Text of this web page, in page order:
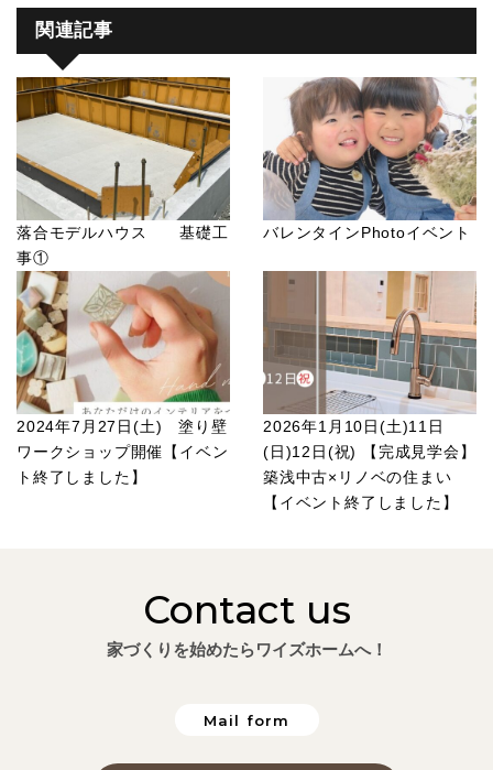
関連記事
落合モデルハウス 基礎工
事①
バレンタインPhotoイベント
2024年7月27日(土) 塗り壁
ワークショップ開催【イベン
ト終了しました】
2026年1月10日(土)11日
(日)12日(祝) 【完成見学会】
築浅中古×リノベの住まい
【イベント終了しました】
Contact us
家づくりを始めたらワイズホームへ！
Mail form